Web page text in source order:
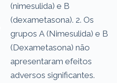
(nimesulida) e B
(dexametasona). 2. Os
grupos A (Nimesulida) e B
(Dexametasona) não
apresentaram efeitos
adversos significantes.